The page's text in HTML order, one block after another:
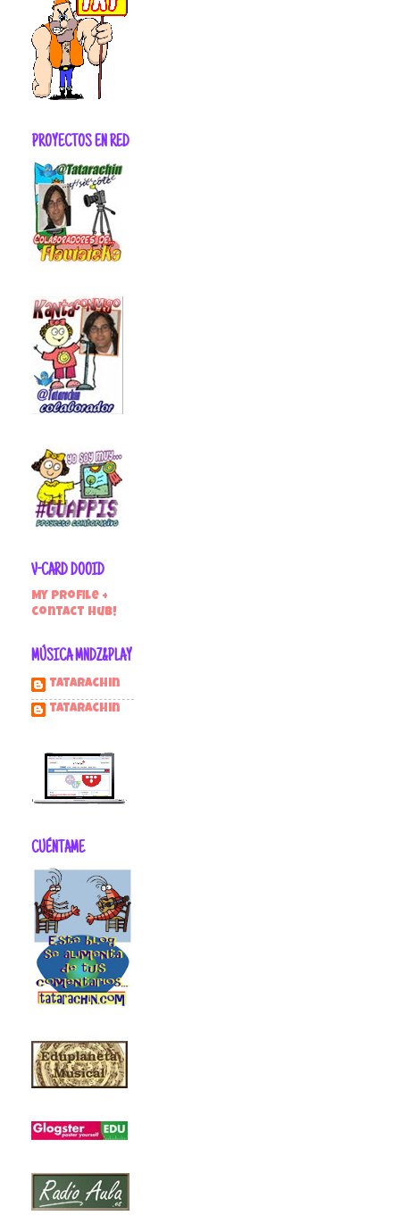
PROYECTOS EN RED
V-CARD DOOID
My profile +
contact hub!
MÚSICA MNDZ&PLAY
Tatarachin
tatarachin
CUÉNTAME